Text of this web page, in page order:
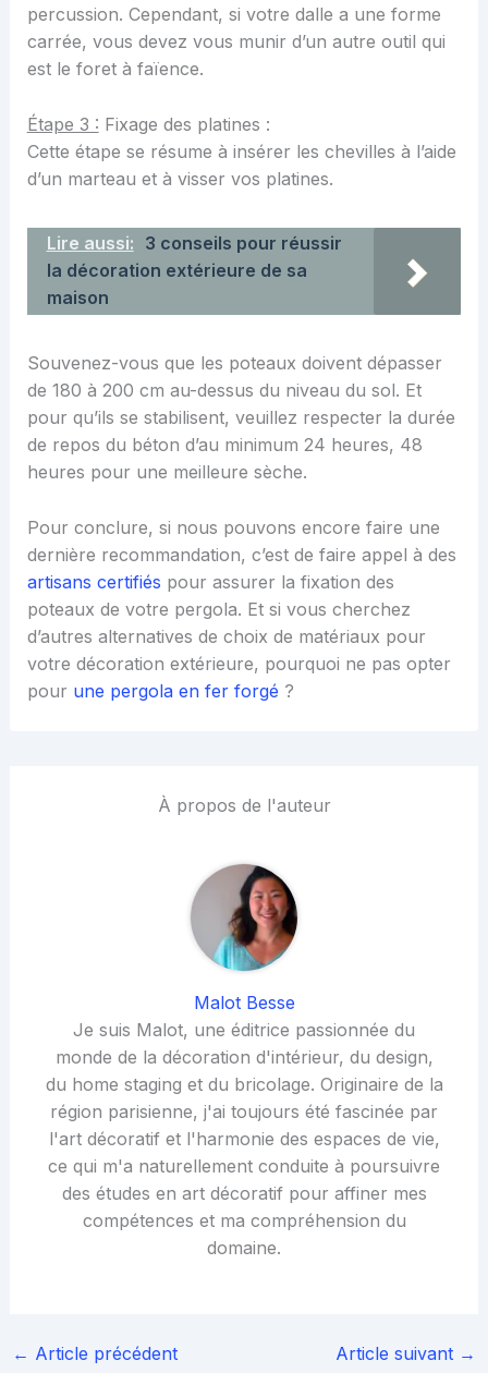
percussion. Cependant, si votre dalle a une forme
carrée, vous devez vous munir d’un autre outil qui
est le foret à faïence.
Étape 3 : Fixage des platines :
Cette étape se résume à insérer les chevilles à l’aide
d’un marteau et à visser vos platines.
Lire aussi: 3 conseils pour réussir
la décoration extérieure de sa
maison
Souvenez-vous que les poteaux doivent dépasser
de 180 à 200 cm au-dessus du niveau du sol. Et
pour qu’ils se stabilisent, veuillez respecter la durée
de repos du béton d’au minimum 24 heures, 48
heures pour une meilleure sèche.
Pour conclure, si nous pouvons encore faire une
dernière recommandation, c’est de faire appel à des
artisans certifiés pour assurer la fixation des
poteaux de votre pergola. Et si vous cherchez
d’autres alternatives de choix de matériaux pour
votre décoration extérieure, pourquoi ne pas opter
pour une pergola en fer forgé ?
À propos de l'auteur
Malot Besse
Je suis Malot, une éditrice passionnée du
monde de la décoration d'intérieur, du design,
du home staging et du bricolage. Originaire de la
région parisienne, j'ai toujours été fascinée par
l'art décoratif et l'harmonie des espaces de vie,
ce qui m'a naturellement conduite à poursuivre
des études en art décoratif pour affiner mes
compétences et ma compréhension du
domaine.
← Article précédent Article suivant →